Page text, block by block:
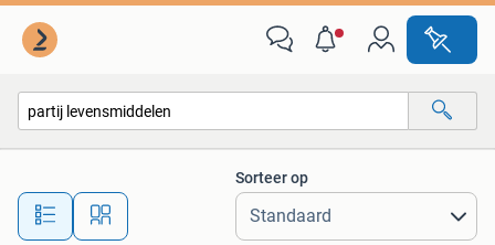
Alle afstanden…
Sorteer op